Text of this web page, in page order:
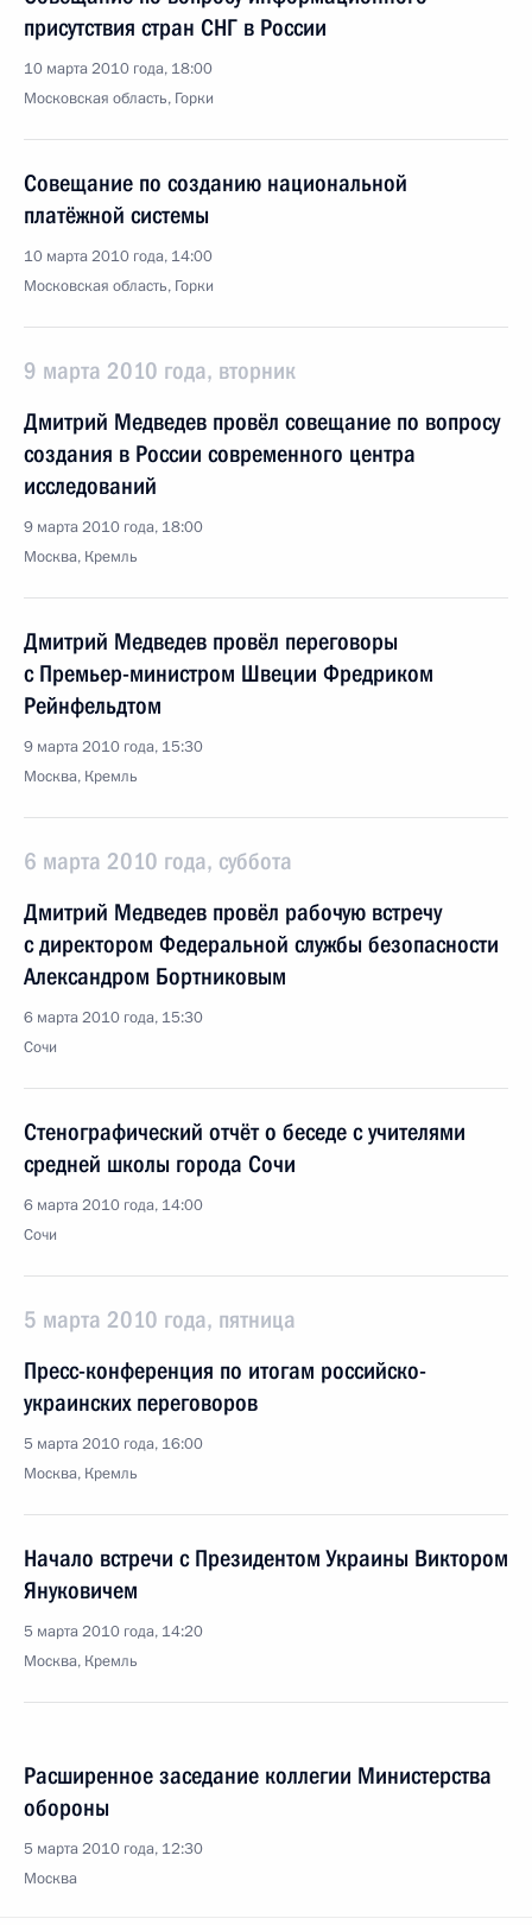
присутствия стран СНГ в России
10 марта 2010 года, 18:00
Московская область, Горки
Совещание по созданию национальной
платёжной системы
10 марта 2010 года, 14:00
Московская область, Горки
9 марта 2010 года, вторник
Дмитрий Медведев провёл совещание по вопросу
создания в России современного центра
исследований
9 марта 2010 года, 18:00
Москва, Кремль
Дмитрий Медведев провёл переговоры
с Премьер-министром Швеции Фредриком
Рейнфельдтом
9 марта 2010 года, 15:30
Москва, Кремль
6 марта 2010 года, суббота
Дмитрий Медведев провёл рабочую встречу
с директором Федеральной службы безопасности
Александром Бортниковым
6 марта 2010 года, 15:30
Сочи
Стенографический отчёт о беседе с учителями
средней школы города Сочи
6 марта 2010 года, 14:00
Сочи
5 марта 2010 года, пятница
Пресс-конференция по итогам российско-
украинских переговоров
5 марта 2010 года, 16:00
Москва, Кремль
Начало встречи с Президентом Украины Виктором
Януковичем
5 марта 2010 года, 14:20
Москва, Кремль
Расширенное заседание коллегии Министерства
обороны
5 марта 2010 года, 12:30
Москва